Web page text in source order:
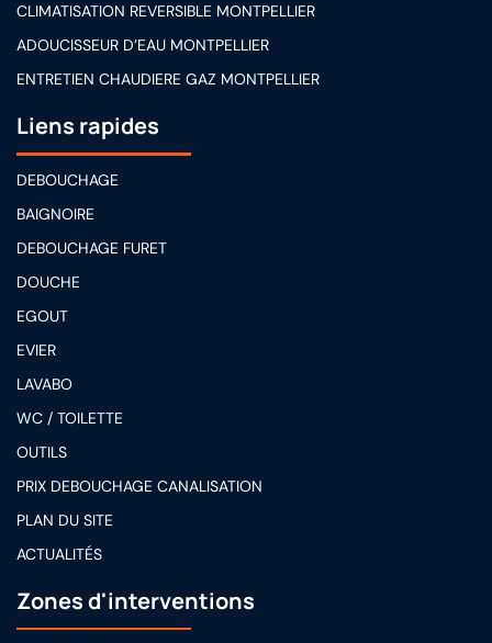
CLIMATISATION REVERSIBLE MONTPELLIER
ADOUCISSEUR D’EAU MONTPELLIER
ENTRETIEN CHAUDIERE GAZ MONTPELLIER
Liens rapides
DEBOUCHAGE
BAIGNOIRE
DEBOUCHAGE FURET
DOUCHE
EGOUT
EVIER
LAVABO
WC / TOILETTE
OUTILS
PRIX DEBOUCHAGE CANALISATION
PLAN DU SITE
ACTUALITÉS
Zones d'interventions